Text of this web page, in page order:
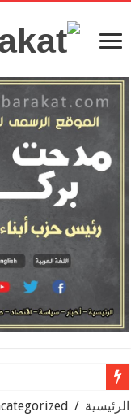
الرئيسية /